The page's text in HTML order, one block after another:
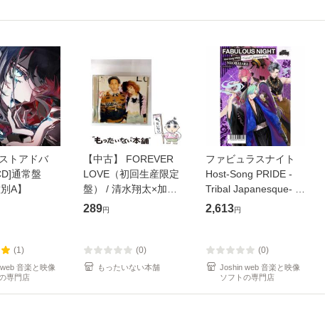
トアドバ
通常盤
A】
(1)
音楽と映像
専門店
【中古】 FOREVER
LOVE（初回生産限定
盤） / 清水翔太×加藤
ミリヤ / [CD]【メール
289円
(0)
もったいない本舗
ファビュラスナイト
Host-Song PRIDE -
Tribal Japanesque- ネ
オバサラ/皇麗夢(豊永
2,613円
(0)
Joshin web 音楽と映像
ソフトの専門店